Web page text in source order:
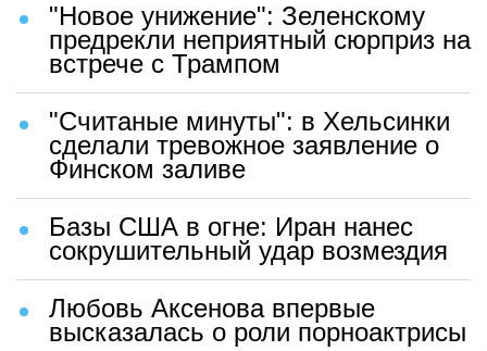
"Новое унижение": Зеленскому
предрекли неприятный сюрприз на
встрече с Трампом
"Считаные минуты": в Хельсинки
сделали тревожное заявление о
Финском заливе
Базы США в огне: Иран нанес
сокрушительный удар возмездия
Любовь Аксенова впервые
высказалась о роли порноактрисы